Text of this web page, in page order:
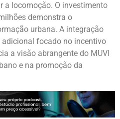
a locomoção. O investimento
demonstra o
urbana. A integração
focado no incentivo
a visão abrangente do MUVI
e na promoção da